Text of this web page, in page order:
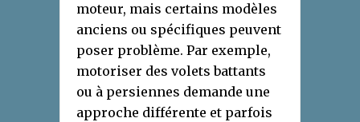
moteur, mais certains modèles
anciens ou spécifiques peuvent
poser problème. Par exemple,
motoriser des volets battants
ou à persiennes demande une
approche différente et parfois